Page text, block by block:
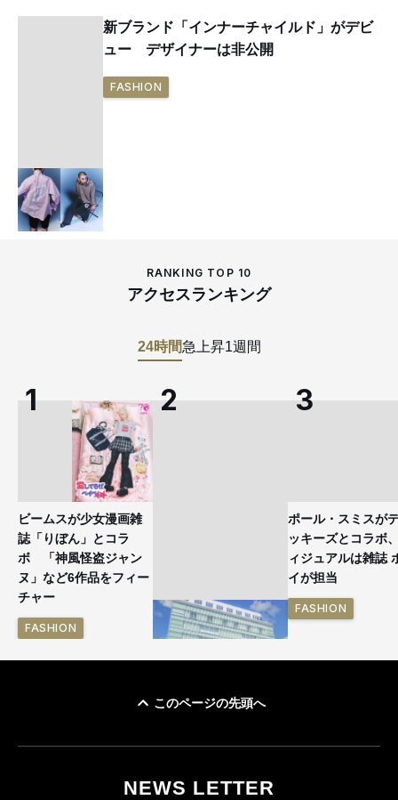
新ブランド「インナーチャイルド」がデビ
ュー デザイナーは非公開
FASHION
RANKING TOP 10
アクセスランキング
24時間急上昇1週間
ビームスが少女漫画雑
誌「りぼん」とコラ
ボ 「神風怪盗ジャン
ヌ」など6作品をフィー
チャー
FASHION
FASHION
ポール・スミスが
ッキーズとコラボ
ィジュアルは雑誌
イが担当
FASHION
このページの先頭へ
NEWS LETTER